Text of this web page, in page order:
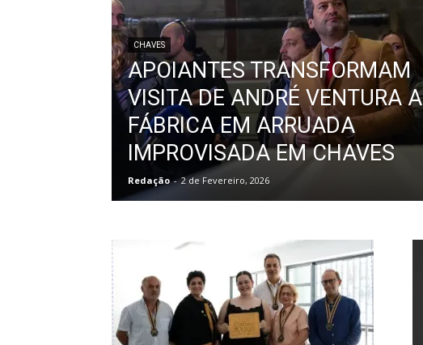
CHAVES
APOIANTES TRANSFORMAM
VISITA DE ANDRÉ VENTURA A
FÁBRICA EM ARRUADA
IMPROVISADA EM CHAVES
Redação - 2 de Fevereiro, 2026